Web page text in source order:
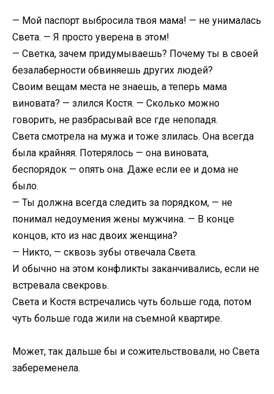
— Мой паспорт выбросила твоя мама! — не унималась
Света. — Я просто уверена в этом!
— Светка, зачем придумываешь? Почему ты в своей
безалаберности обвиняешь других людей?
Своим вещам места не знаешь, а теперь мама
виновата? — злился Костя. — Сколько можно
говорить, не разбрасывай все где непопадя.
Света смотрела на мужа и тоже злилась. Она всегда
была крайняя. Потерялось — она виновата,
беспорядок — опять она. Даже если ее и дома не
было.
— Ты должна всегда следить за порядком, — не
понимал недоумения жены мужчина. — В конце
концов, кто из нас двоих женщина?
— Никто, — сквозь зубы отвечала Света.
И обычно на этом конфликты заканчивались, если не
встревала свекровь.
Света и Костя встречались чуть больше года, потом
чуть больше года жили на съемной квартире.
Может, так дальше бы и сожительствовали, но Света
забеременела.